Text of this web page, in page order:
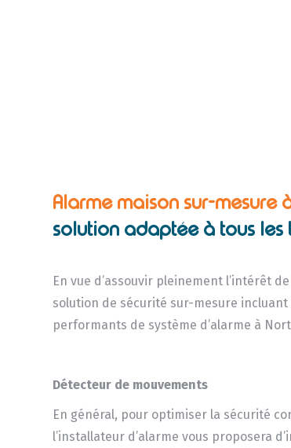
Alarme maison sur-mesure
solution adaptée à tous
En vue d’assouvir pleinement l’intérêt
solution de sécurité sur-mesure
performants de système d’alarme à
Détecteur de mouvements
En général, pour optimiser la sécurité
l’installateur d’alarme vous proposera